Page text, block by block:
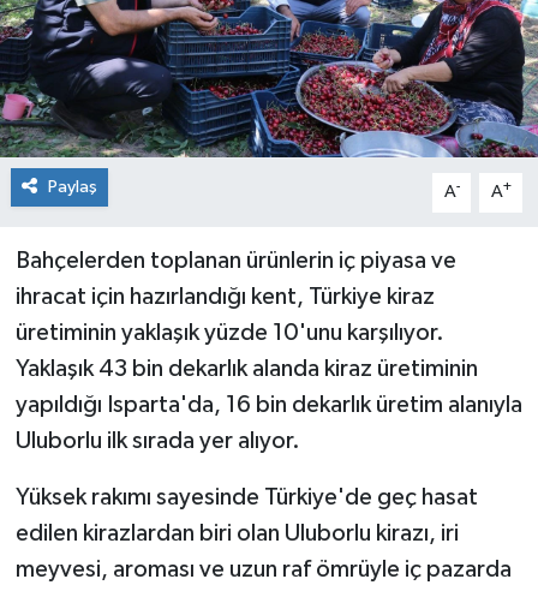
Paylaş A- A+
Bahçelerden toplanan ürünlerin iç piyasa ve
ihracat için hazırlandığı kent, Türkiye kiraz
üretiminin yaklaşık yüzde 10'unu karşılıyor.
Yaklaşık 43 bin dekarlık alanda kiraz üretiminin
yapıldığı Isparta'da, 16 bin dekarlık üretim alanıyla
Uluborlu ilk sırada yer alıyor.
Yüksek rakımı sayesinde Türkiye'de geç hasat
edilen kirazlardan biri olan Uluborlu kirazı, iri
meyvesi, aroması ve uzun raf ömrüyle iç pazarda